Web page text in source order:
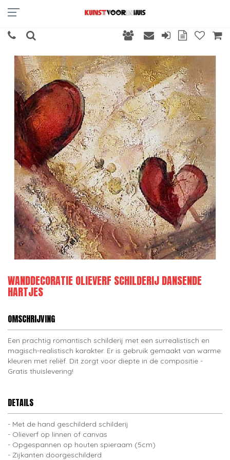
WANDDECORATIE OLIEVERF SCHILDERIJ DANSENDE
HARTJES
OMSCHRIJVING
Een prachtig romantisch schilderij met een surrealistisch en
magisch-realistisch karakter. Er is gebruik gemaakt van warme
kleuren met reliëf. Dit zorgt voor diepte in de compositie -
Gratis thuislevering!
DETAILS
Met de hand geschilderd schilderij
Olieverf op linnen of canvas
Opgespannen op houten spieraam (5cm)
Zijkanten doorgeschilderd